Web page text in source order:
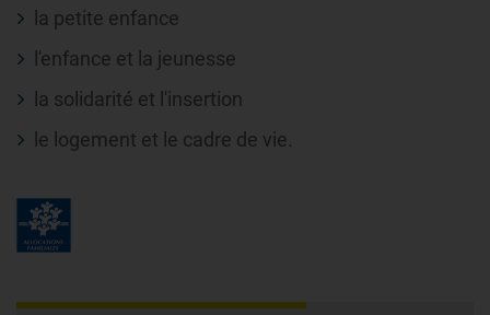
la petite enfance
l'enfance et la jeunesse
la solidarité et l'insertion
le logement et le cadre de vie.